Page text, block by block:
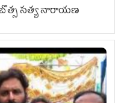
బొత్స సత్య నారాయణ